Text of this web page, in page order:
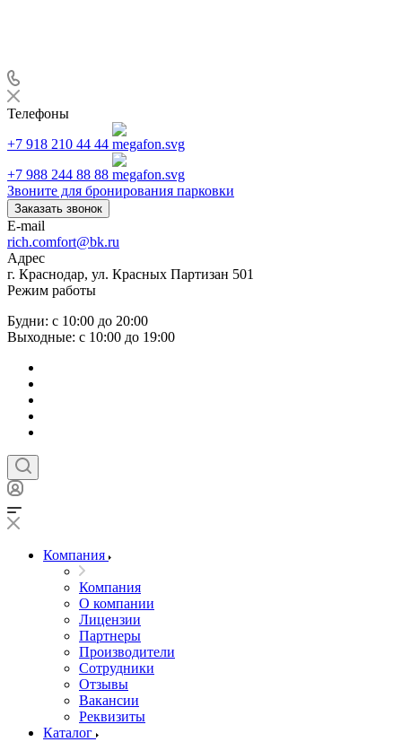
Телефоны
+7 918 210 44 44
+7 988 244 88 88
Звоните для бронирования парковки
Заказать звонок
E-mail
rich.comfort@bk.ru
Адрес
г. Краснодар, ул. Красных Партизан 501
Режим работы
Будни: с 10:00 до 20:00
Выходные: с 10:00 до 19:00
Компания
Компания
О компании
Лицензии
Партнеры
Производители
Сотрудники
Отзывы
Вакансии
Реквизиты
Каталог